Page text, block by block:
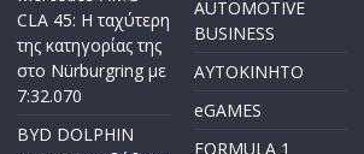
CLA 45: Η ταχύτερη
της κατηγορίας της
στο Nürburgring με
7:32.070
BYD DOLPHIN
AUTOMOTIVE
BUSINESS
AYTOKINHTO
eGAMES
FORMULA 1